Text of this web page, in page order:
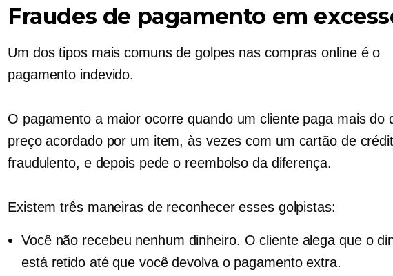
Fraudes de pagamento em
Um dos tipos mais comuns de golpes nas compras online é o
pagamento indevido.
O pagamento a maior ocorre quando um cliente paga mais do
preço acordado por um item, às vezes com um cartão de
fraudulento, e depois pede o reembolso da diferença.
Existem três maneiras de reconhecer esses golpistas:
Você não recebeu nenhum dinheiro. O cliente alega que o
está retido até que você devolva o pagamento extra.